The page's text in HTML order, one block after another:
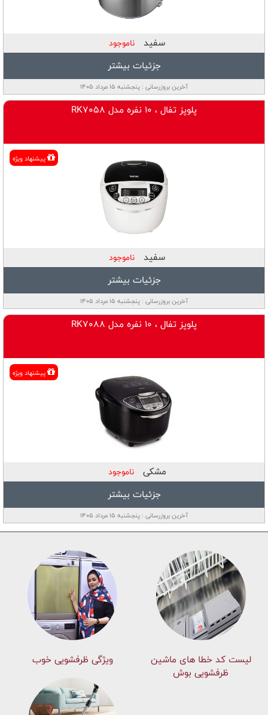
سفید ناموجود
جزئیات بیشتر
آخرین بروزرسانی : پنجشنبه ۱۵ مرداد ۱۴۰۵
پلوپز تفال ، 10 نفره مدل RK7058
پیشنهاد ویژه
سفید ناموجود
جزئیات بیشتر
آخرین بروزرسانی : پنجشنبه ۱۵ مرداد ۱۴۰۵
پلوپز تفال ، 10 نفره مدل RK7088
پیشنهاد ویژه
مشکی ناموجود
جزئیات بیشتر
آخرین بروزرسانی : پنجشنبه ۱۵ مرداد ۱۴۰۵
لیست کد خطا های ماشين
ظرفشویی بوش
ویژگی ظرفشویی خوب